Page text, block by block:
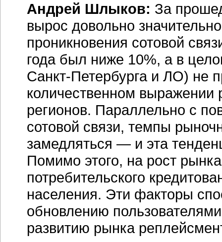
Андрей Шлыков: За
вырос довольно
проникновения сотовой
года был ниже 10%, а в
Санкт-Петербурга и ЛО) не
количественном выражении
регионов. Параллельно с
сотовой связи, темпы
замедляться — и эта
Помимо этого, на рост
потребительского
населения. Эти факторы
обновлению
развитию рынка